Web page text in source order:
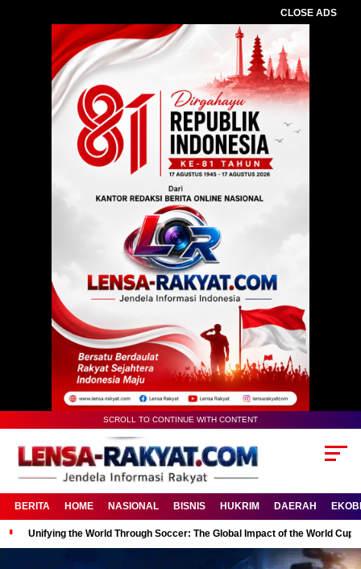
CLOSE ADS
SCROLL TO CONTINUE WITH CONTENT
BERITA HOME NASIONAL BISNIS HUKRIM DAERAH
Unifying the World Through Soccer: The Global Impact of the World Cup